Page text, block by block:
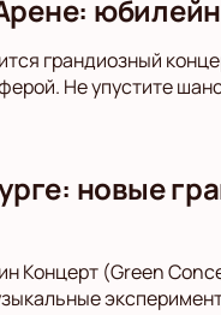
грандиозный
Не упустите
новые
Концерт (Green